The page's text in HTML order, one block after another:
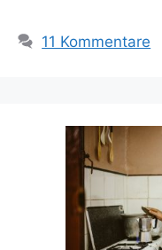
11 Kommentare